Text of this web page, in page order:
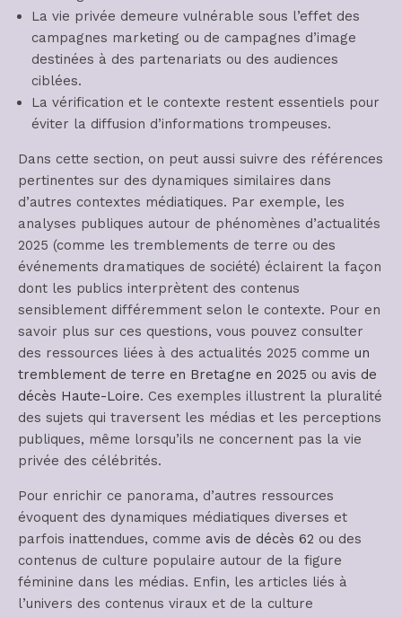
La vie privée demeure vulnérable sous l’effet des
campagnes marketing ou de campagnes d’image
destinées à des partenariats ou des audiences
ciblées.
La vérification et le contexte restent essentiels pour
éviter la diffusion d’informations trompeuses.
Dans cette section, on peut aussi suivre des références
pertinentes sur des dynamiques similaires dans
d’autres contextes médiatiques. Par exemple, les
analyses publiques autour de phénomènes d’actualités
2025 (comme les tremblements de terre ou des
événements dramatiques de société) éclairent la façon
dont les publics interprètent des contenus
sensiblement différemment selon le contexte. Pour en
savoir plus sur ces questions, vous pouvez consulter
des ressources liées à des actualités 2025 comme un
tremblement de terre en Bretagne en 2025 ou avis de
décès Haute-Loire. Ces exemples illustrent la pluralité
des sujets qui traversent les médias et les perceptions
publiques, même lorsqu’ils ne concernent pas la vie
privée des célébrités.
Pour enrichir ce panorama, d’autres ressources
évoquent des dynamiques médiatiques diverses et
parfois inattendues, comme avis de décès 62 ou des
contenus de culture populaire autour de la figure
féminine dans les médias. Enfin, les articles liés à
l’univers des contenus viraux et de la culture